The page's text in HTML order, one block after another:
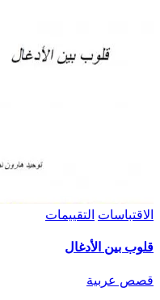
الاقتباسات التقييمات
قلوب بين الأدغال
قصص عربية